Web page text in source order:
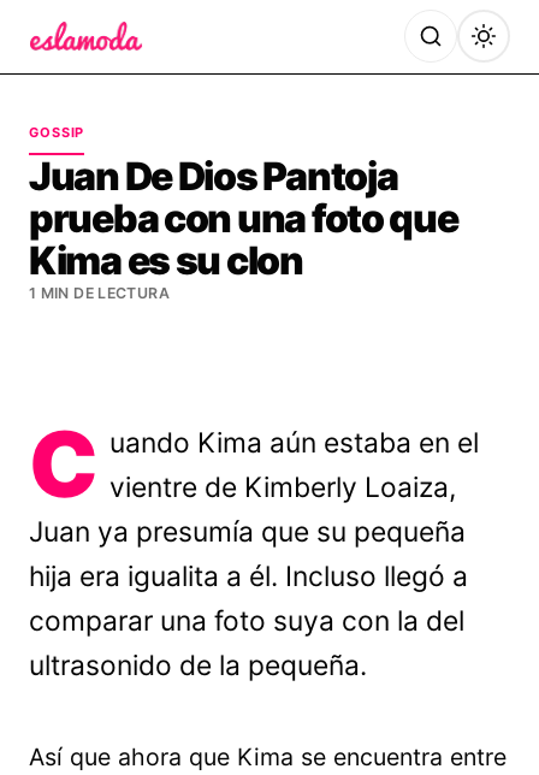
GOSSIP
Juan De Dios Pantoja
prueba con una foto que
Kima es su clon
1 MIN DE LECTURA
C uando Kima aún estaba en el
vientre de Kimberly Loaiza,
Juan ya presumía que su pequeña
hija era igualita a él. Incluso llegó a
comparar una foto suya con la del
ultrasonido de la pequeña.
Así que ahora que Kima se encuentra entre